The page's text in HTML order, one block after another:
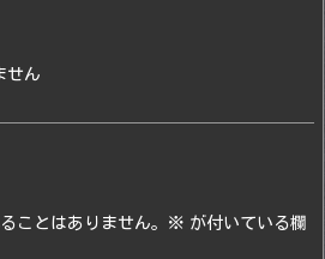
せん
ことはありません。 ※ が付いている欄